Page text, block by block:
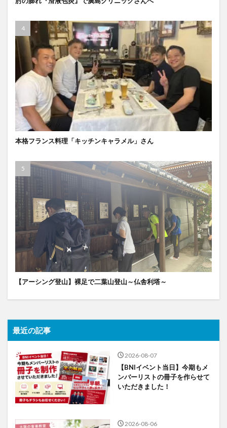
本格フランス料理「キッチンキャラメル」さん
【アーシング登山】裸足で二葉山登山～仏舎利塔～
最近の記事
2026-08-07
【BNIイベント当日】今期もメ
ンバーリストの冊子を作らせて
いただきました！
2026-08-06